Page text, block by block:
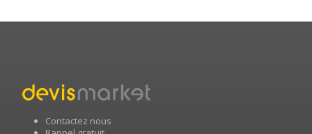
Contactez nous